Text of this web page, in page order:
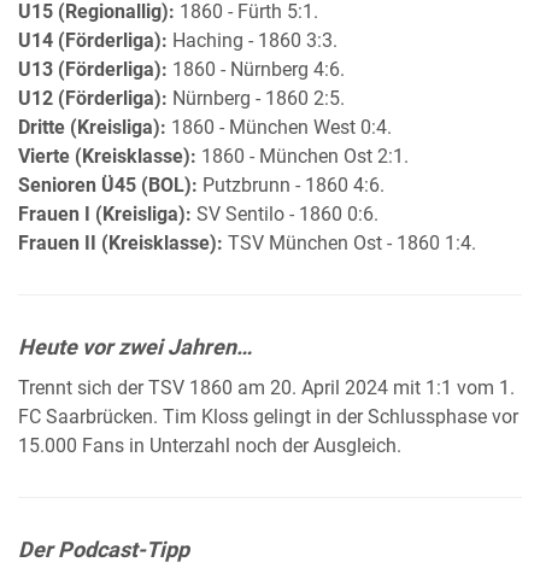
U15 (Regionallig): 1860 - Fürth 5:1.
U14 (Förderliga): Haching - 1860 3:3.
U13 (Förderliga): 1860 - Nürnberg 4:6.
U12 (Förderliga): Nürnberg - 1860 2:5.
Dritte (Kreisliga): 1860 - München West 0:4.
Vierte (Kreisklasse): 1860 - München Ost 2:1.
Senioren Ü45 (BOL): Putzbrunn - 1860 4:6.
Frauen I (Kreisliga): SV Sentilo - 1860 0:6.
Frauen II (Kreisklasse): TSV München Ost - 1860 1:4.
Heute vor zwei Jahren…
Trennt sich der TSV 1860 am 20. April 2024 mit 1:1 vom 1.
FC Saarbrücken. Tim Kloss gelingt in der Schlussphase vor
15.000 Fans in Unterzahl noch der Ausgleich.
Der Podcast-Tipp